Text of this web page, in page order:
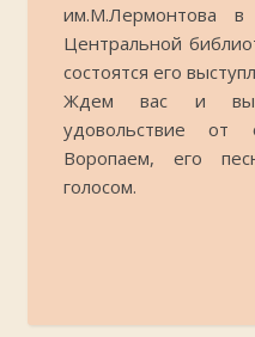
им.М.Лермонтова
Центральной
состоятся его
Ждем вас и вы
удовольствие
Воропаем, его
голосом.